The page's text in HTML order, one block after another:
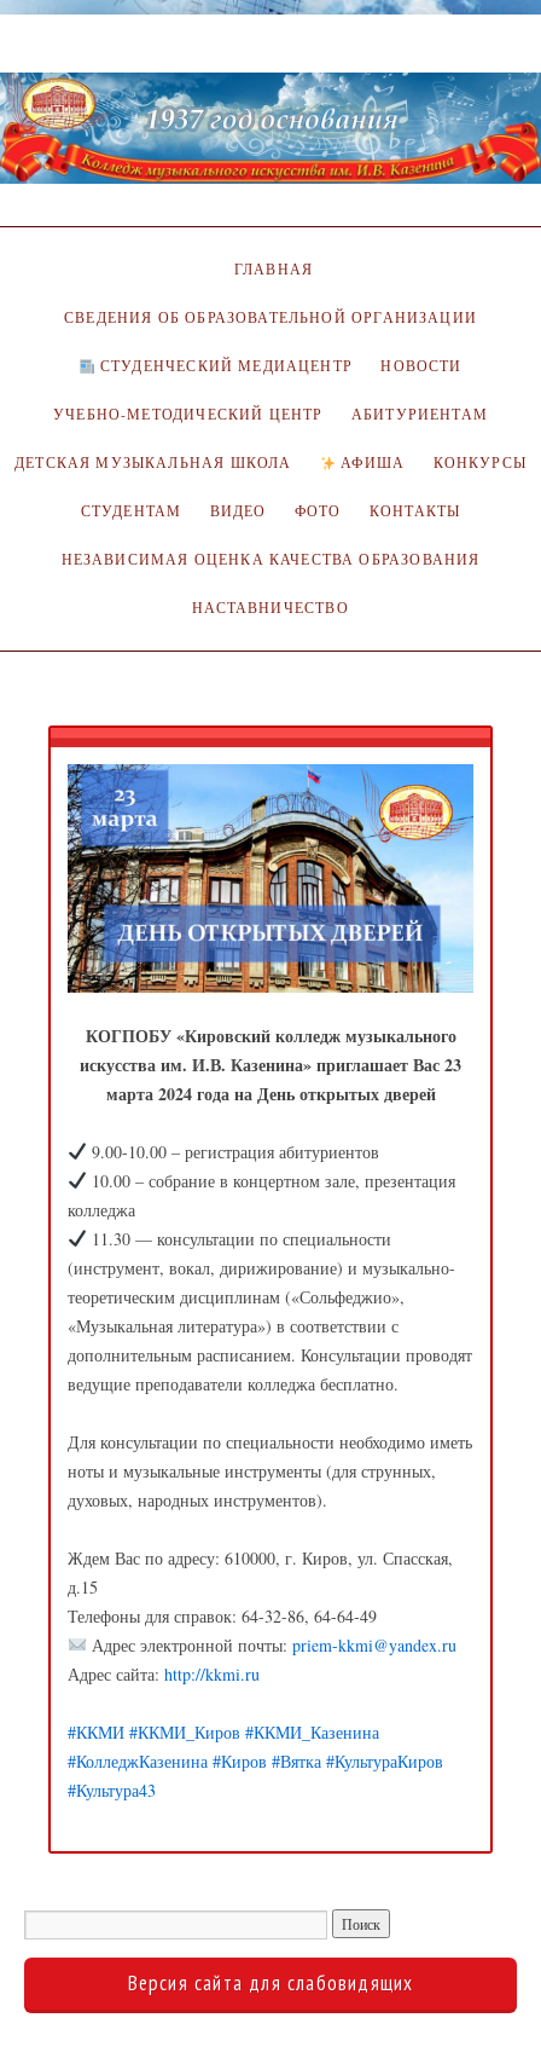
ГЛАВНАЯ
СВЕДЕНИЯ ОБ ОБРАЗОВАТЕЛЬНОЙ ОРГАНИЗАЦИИ
СТУДЕНЧЕСКИЙ МЕДИАЦЕНТР НОВОСТИ
УЧЕБНО-МЕТОДИЧЕСКИЙ ЦЕНТР АБИТУРИЕНТАМ
ДЕТСКАЯ МУЗЫКАЛЬНАЯ ШКОЛА АФИША КОНКУРСЫ
СТУДЕНТАМ ВИДЕО ФОТО КОНТАКТЫ
НЕЗАВИСИМАЯ ОЦЕНКА КАЧЕСТВА ОБРАЗОВАНИЯ
НАСТАВНИЧЕСТВО
КОГПОБУ «Кировский колледж музыкального
искусства им. И.В. Казенина» приглашает Вас 23
марта 2024 года на День открытых дверей
9.00-10.00 – регистрация абитуриентов
10.00 – собрание в концертном зале, презентация
колледжа
11.30 — консультации по специальности
(инструмент, вокал, дирижирование) и музыкально-
теоретическим дисциплинам («Сольфеджио»,
«Музыкальная литература») в соответствии с
дополнительным расписанием. Консультации проводят
ведущие преподаватели колледжа бесплатно.
Для консультации по специальности необходимо иметь
ноты и музыкальные инструменты (для струнных,
духовых, народных инструментов).
Ждем Вас по адресу: 610000, г. Киров, ул. Спасская,
д.15
Телефоны для справок: 64-32-86, 64-64-49
Адрес электронной почты: priem-kkmi@yandex.ru
Адрес сайта: http://kkmi.ru
#ККМИ #ККМИ_Киров #ККМИ_Казенина
#КолледжКазенина #Киров #Вятка #КультураКиров
#Культура43
Версия сайта для слабовидящих